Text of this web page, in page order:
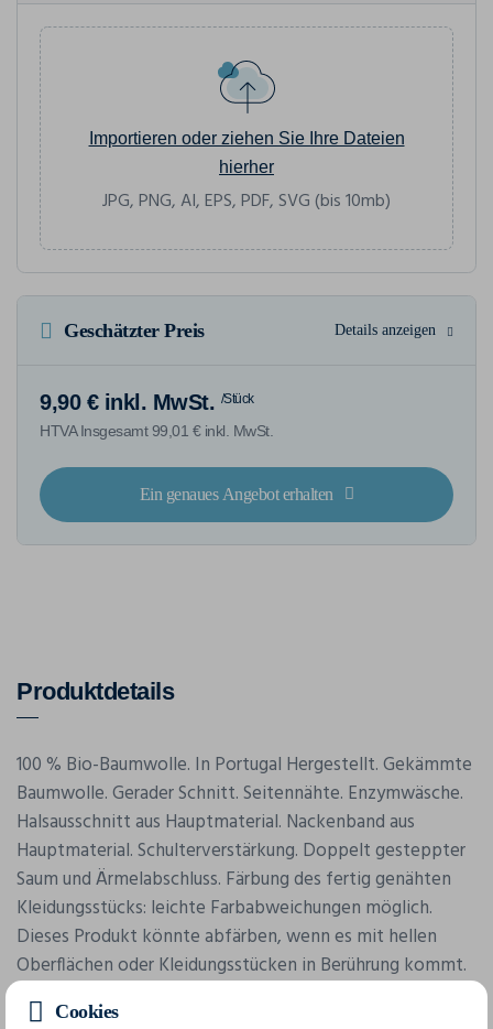
Importieren oder ziehen Sie Ihre Dateien
hierher
JPG, PNG, AI, EPS, PDF, SVG (bis 10mb)
Geschätzter Preis Details anzeigen
9,90 € inkl. MwSt. /Stück
HTVA Insgesamt 99,01 € inkl. MwSt.
Ein genaues Angebot erhalten
Produktdetails
100 % Bio-Baumwolle. In Portugal Hergestellt. Gekämmte
Baumwolle. Gerader Schnitt. Seitennähte. Enzymwäsche.
Halsausschnitt aus Hauptmaterial. Nackenband aus
Hauptmaterial. Schulterverstärkung. Doppelt gesteppter
Saum und Ärmelabschluss. Färbung des fertig genähten
Kleidungsstücks: leichte Farbabweichungen möglich.
Dieses Produkt könnte abfärben, wenn es mit hellen
Oberflächen oder Kleidungsstücken in Berührung kommt.
Aus biologischer Baumwolle: ökologisch und ethisch.
Hergestellt in Portugal. No Label: 100 % veredelbar im
Cookies